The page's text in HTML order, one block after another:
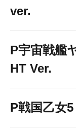
ver.
P宇宙戦艦
HT Ver.
P戦国乙女